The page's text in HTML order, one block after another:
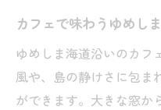
カフェで味わうゆめし
ゆめしま海道沿いのカフ
風や、島の静けさに包ま
ができます。大きな窓か